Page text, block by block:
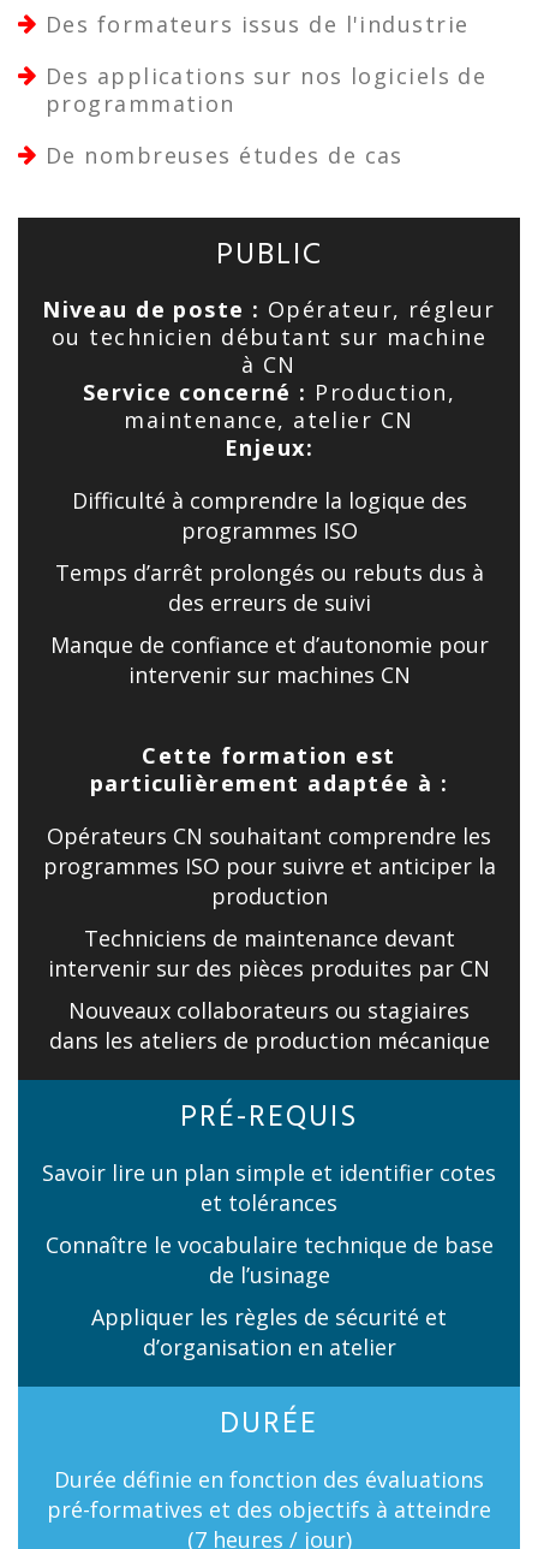
Des formateurs issus de l'industrie
Des applications sur nos logiciels de
programmation
De nombreuses études de cas
PUBLIC
Niveau de poste : Opérateur, régleur
ou technicien débutant sur machine
à CN
Service concerné : Production,
maintenance, atelier CN
Enjeux:
Difficulté à comprendre la logique des
programmes ISO
Temps d’arrêt prolongés ou rebuts dus à
des erreurs de suivi
Manque de confiance et d’autonomie pour
intervenir sur machines CN
Cette formation est
particulièrement adaptée à :
Opérateurs CN souhaitant comprendre les
programmes ISO pour suivre et anticiper la
production
Techniciens de maintenance devant
intervenir sur des pièces produites par CN
Nouveaux collaborateurs ou stagiaires
dans les ateliers de production mécanique
PRÉ-REQUIS
Savoir lire un plan simple et identifier cotes
et tolérances
Connaître le vocabulaire technique de base
de l’usinage
Appliquer les règles de sécurité et
d’organisation en atelier
DURÉE
Durée définie en fonction des évaluations
pré-formatives et des objectifs à atteindre
(7 heures / jour)